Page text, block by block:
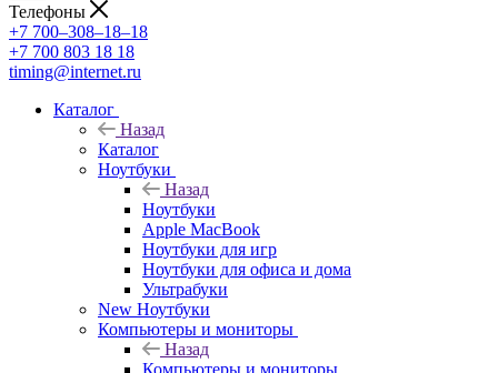
Телефоны
+7 700‒308‒18‒18
+7 700 803 18 18
timing@internet.ru
Каталог
Назад
Каталог
Ноутбуки
Назад
Ноутбуки
Apple MacBook
Ноутбуки для игр
Ноутбуки для офиса и дома
Ультрабуки
New Ноутбуки
Компьютеры и мониторы
Назад
Компьютеры и мониторы